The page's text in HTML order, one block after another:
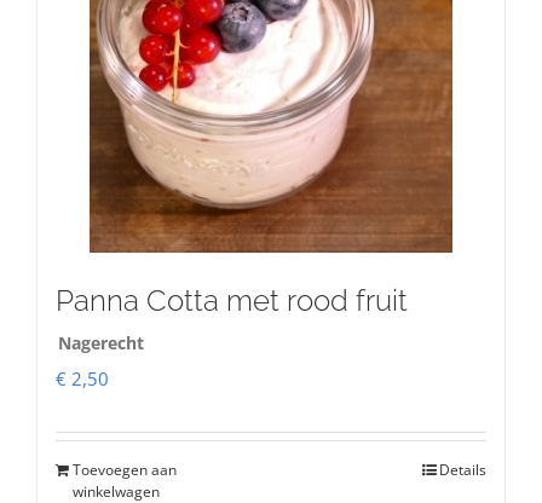
Panna Cotta met rood fruit
Nagerecht
€ 2,50
Toevoegen aan
winkelwagen
Details